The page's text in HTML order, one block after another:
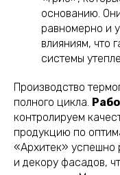
основанию.
равномерно и
влияниям, что
системы
Производство
полного цикла.
контролируем
продукцию по
«Архитек» успешно
и декору фасадов,